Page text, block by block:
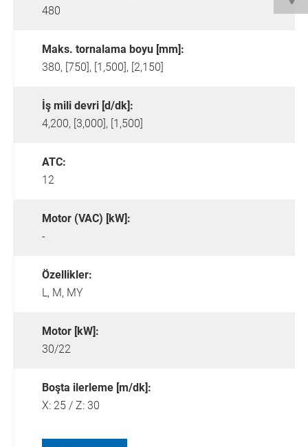
480
Maks. tornalama boyu [mm]:
380, [750], [1,500], [2,150]
İş mili devri [d/dk]:
4,200, [3,000], [1,500]
ATC:
12
Motor (VAC) [kW]:
-
Özellikler:
L, M, MY
Motor [kW]:
30/22
Boşta ilerleme [m/dk]:
X: 25 / Z: 30